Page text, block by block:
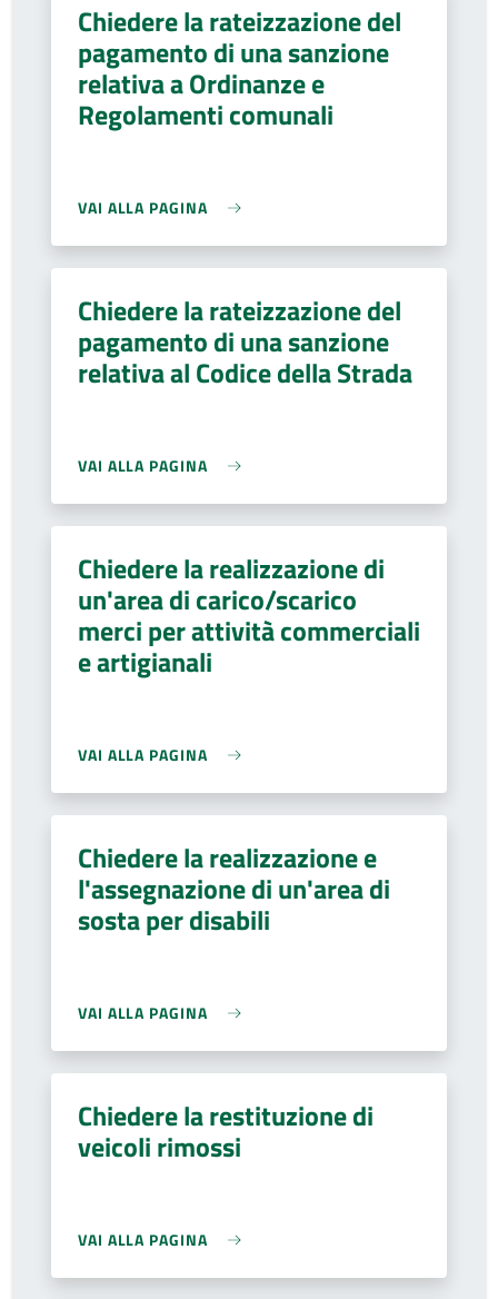
Chiedere la rateizzazione del
pagamento di una sanzione
relativa a Ordinanze e
Regolamenti comunali
VAI ALLA PAGINA
Chiedere la rateizzazione del
pagamento di una sanzione
relativa al Codice della Strada
VAI ALLA PAGINA
Chiedere la realizzazione di
un'area di carico/scarico
merci per attività commerciali
e artigianali
VAI ALLA PAGINA
Chiedere la realizzazione e
l'assegnazione di un'area di
sosta per disabili
VAI ALLA PAGINA
Chiedere la restituzione di
veicoli rimossi
VAI ALLA PAGINA